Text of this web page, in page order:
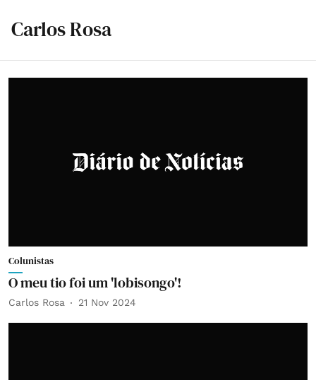
Carlos Rosa
Colunistas
O meu tio foi um 'lobisongo'!
Carlos Rosa 21 Nov 2024